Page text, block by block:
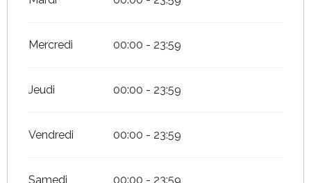
Mercredi 00:00 - 23:59
Jeudi 00:00 - 23:59
Vendredi 00:00 - 23:59
Samedi 00:00 - 23:59